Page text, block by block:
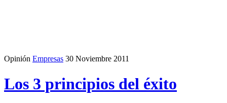
Opinión Empresas 30 Noviembre 2011
Los 3 principios del éxito